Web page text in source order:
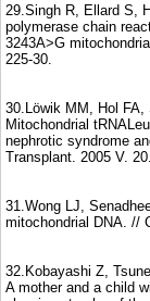
29.Singh R, Ellard S,
polymerase chain
3243A>G
225-30.
30.Löwik MM, Hol FA,
Mitochondrial
nephrotic syndrome
Transplant. 2005 V.
31.Wong LJ,
mitochondrial DNA. //
32.Kobayashi Z,
A mother and a child